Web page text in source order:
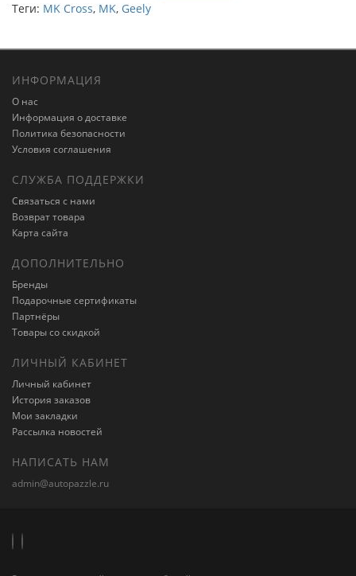
Теги: MK Cross, MK, Geely
ИНФОРМАЦИЯ
О нас
Информация о доставке
Политика безопасности
Условия соглашения
СЛУЖБА ПОДДЕРЖКИ
Связаться с нами
Возврат товара
Карта сайта
ДОПОЛНИТЕЛЬНО
Бренды
Подарочные сертификаты
Партнёры
Товары со скидкой
ЛИЧНЫЙ КАБИНЕТ
Личный кабинет
История заказов
Мои закладки
Рассылка новостей
НАПИСАТЬ НАМ
admin@autopazzle.ru